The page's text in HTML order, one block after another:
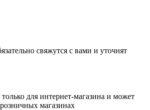
свяжутся с вами и уточнят
для интернет-магазина и может
магазинах